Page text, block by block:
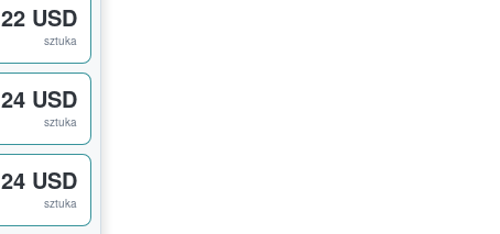
22 USD
sztuka
24 USD
sztuka
24 USD
sztuka